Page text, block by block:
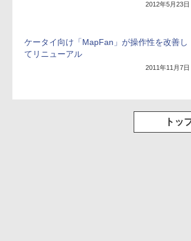
2012年5月23日
ケータイ向け「MapFan」が操作性を改善し
てリニューアル
2011年11月7日
トッ